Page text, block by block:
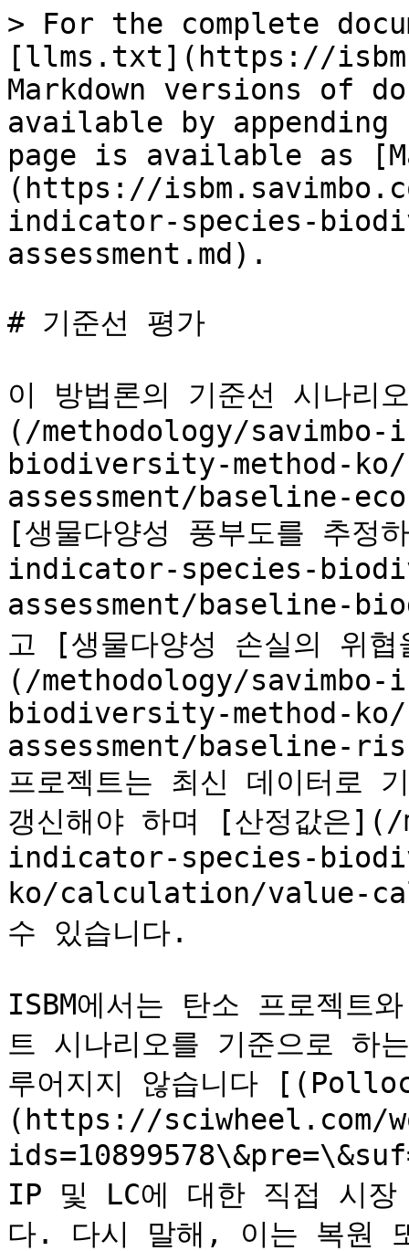
> For the complete
[llms.txt](https://
Markdown versions of
available by
page is available as
(https://
indicator-species-
assessment.md).
# 기준선 평가
이 방법론의 기준선 시나리
(/methodology/
biodiversity-method-
assessment/baseline-
[생물다양성 풍부도를 추
indicator-species-
assessment/baseline-
고 [생물다양성 손실의 위
(/methodology/
biodiversity-method-
assessment/baseline-
프로젝트는 최신 데이터로
갱신해야 하며 [산정값은
indicator-species-
ko/calculation/value-
수 있습니다.
ISBM에서는 탄소 프로젝트
트 시나리오를 기준으로 하
루어지지 않습니다
(https://sciwheel.com/
IP 및 LC에 대한 직접 시장
다. 다시 말해, 이는 복원